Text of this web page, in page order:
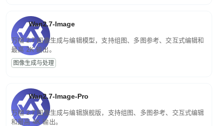
Wan2.7-Image
万相 2.7 图像生成与编辑模型，支持组图、多图参考、交互式编辑和
最高 2K 输出。
图像生成与处理
Wan2.7-Image-Pro
万相 2.7 图像生成与编辑旗舰版，支持组图、多图参考、交互式编辑
和最高 4K 输出。